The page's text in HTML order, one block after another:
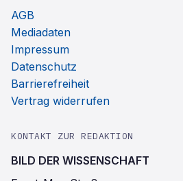
AGB
Mediadaten
Impressum
Datenschutz
Barrierefreiheit
Vertrag widerrufen
KONTAKT ZUR REDAKTION
BILD DER WISSENSCHAFT